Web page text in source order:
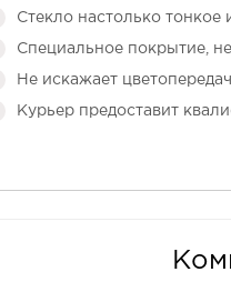
Стекло настолько тонкое
Специальное покрытие,
Не искажает
Курьер предоставит